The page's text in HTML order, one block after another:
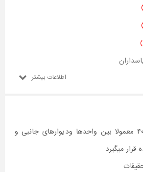
اطلاعات بیشتر
سایز محصول:۱۵*۲۰*۴۰ معمولا بین واحدها ودیوارهای جانبی و
قرار میگیرد